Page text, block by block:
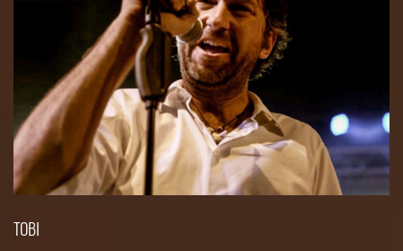
TOBI